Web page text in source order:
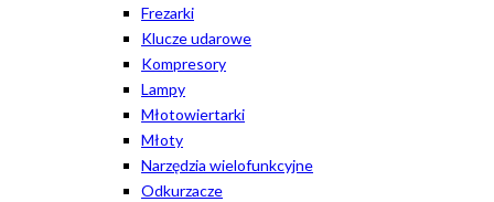
Frezarki
Klucze udarowe
Kompresory
Lampy
Młotowiertarki
Młoty
Narzędzia wielofunkcyjne
Odkurzacze